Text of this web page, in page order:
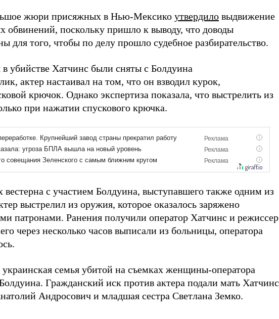
жюри присяжных в Нью-Мексико утвердило выдвижение
обвинений, поскольку пришло к выводу, что доводы
для того, чтобы по делу прошло судебное разбирательство.
убийстве Хатчинс были сняты с Болдуина
актер настаивал на том, что он взводил курок,
крючок. Однако экспертиза показала, что выстрелить из
при нажатии спускового крючка.
вестерна с участием Болдуина, выступавшего также одним из
выстрелил из оружия, которое оказалось заряжено
патронами. Ранения получили оператор Хатчинс и режиссер
через несколько часов выписали из больницы, оператора
украинская семья убитой на съемках женщины-оператора
Гражданский иск против актера подали мать Хатчинс
Андросович и младшая сестра Светлана Земко.